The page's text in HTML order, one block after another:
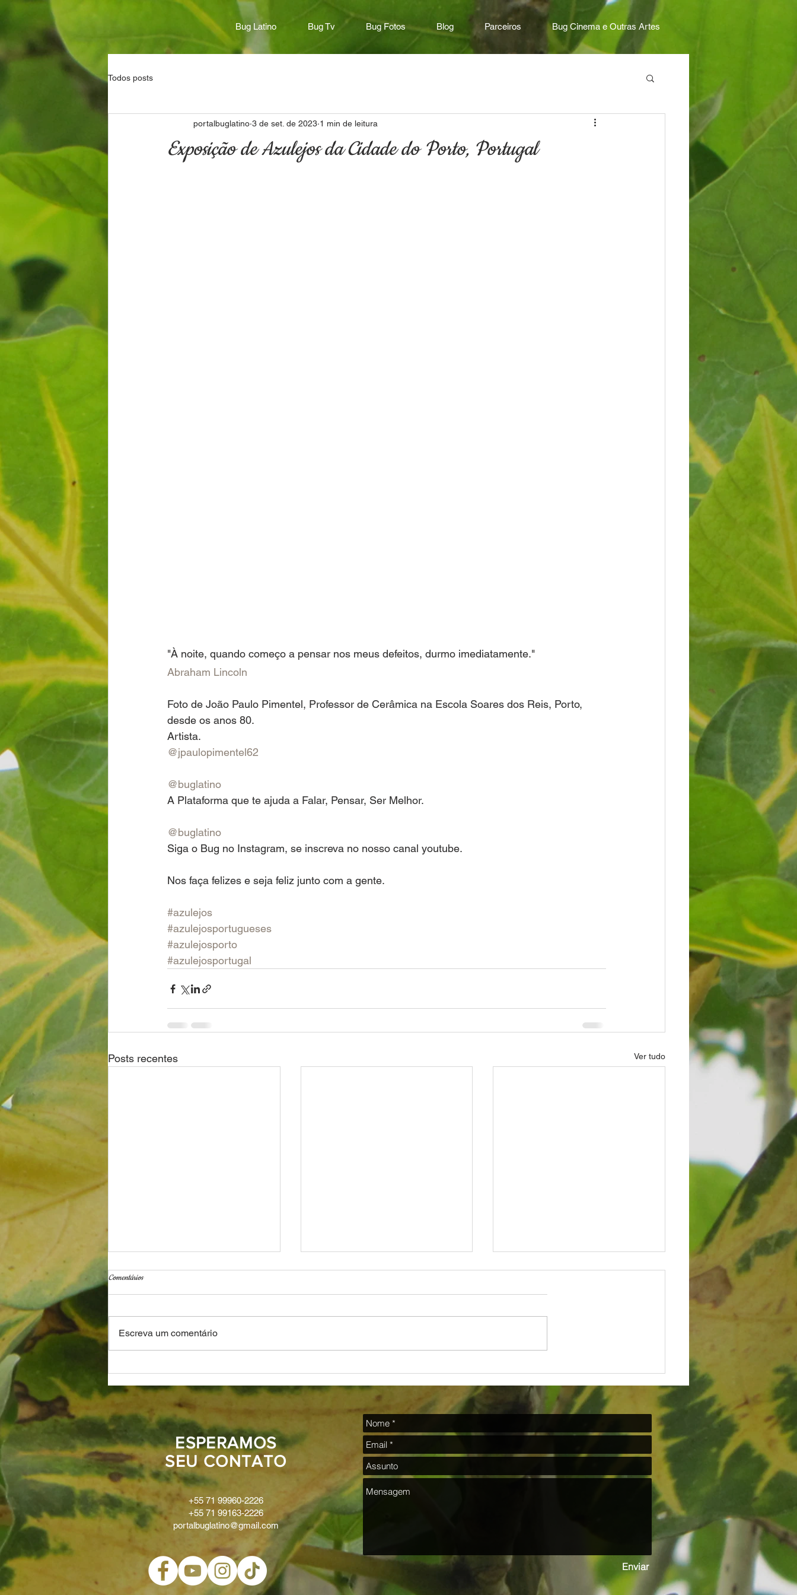
Bug Latino Bug Tv Bug Fotos Blog Parceiros Bug Cinema e Outras Artes
Todos posts
Exposição de Azulejos da Cidade do Porto, Portugal
portalbuglatino 3 de set. de 2023 1 min de leitura
"À noite, quando começo a pensar nos meus defeitos, durmo imediatamente."
Abraham Lincoln
Foto de João Paulo Pimentel, Professor de Cerâmica na Escola Soares dos Reis, Porto,
desde os anos 80.
Artista.
@jpaulopimentel62
@buglatino
A Plataforma que te ajuda a Falar, Pensar, Ser Melhor.
@buglatino
Siga o Bug no Instagram, se inscreva no nosso canal youtube.
Nos faça felizes e seja feliz junto com a gente.
#azulejos
#azulejosportugueses
#azulejosporto
#azulejosportugal
Posts recentes Ver tudo
A Arte de Moacyr Motta
Bug Sociedade
Comentários
Escreva um comentário
ESPERAMOS
SEU CONTATO
+55 71 99960-2226
+55 71 99163-2226
portalbuglatino@gmail.com
Enviar